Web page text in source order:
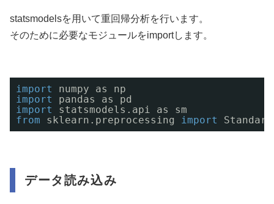
statsmodelsを用いて重回帰分析を行います。
そのために必要なモジュールをimportします。
import
numpy as np
import
pandas as pd
import
statsmodels.api as sm
from
sklearn.preprocessing import
データ読み込み